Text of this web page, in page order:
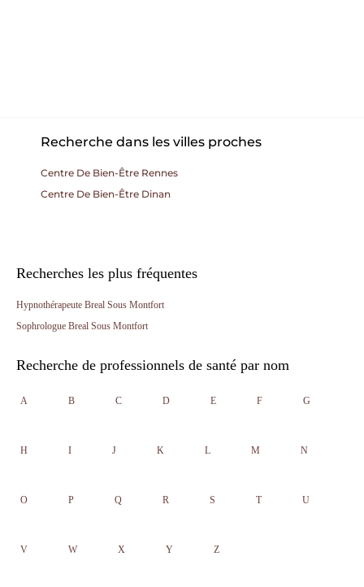
Recherche dans les villes proches
Centre De Bien-Être Rennes
Centre De Bien-Être Dinan
Recherches les plus fréquentes
Hypnothérapeute Breal Sous Montfort
Sophrologue Breal Sous Montfort
Recherche de professionnels de santé par nom
A B C D E F G
H I J K L M N
O P Q R S T U
V W X Y Z